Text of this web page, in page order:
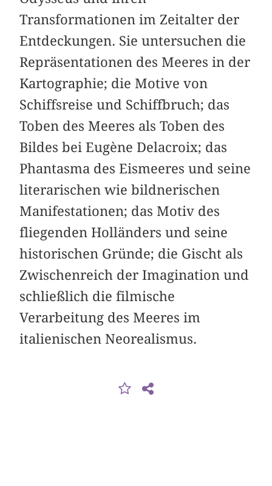
Transformationen im Zeitalter der
Entdeckungen. Sie untersuchen die
Repräsentationen des Meeres in der
Kartographie; die Motive von
Schiffsreise und Schiffbruch; das
Toben des Meeres als Toben des
Bildes bei Eugène Delacroix; das
Phantasma des Eismeeres und seine
literarischen wie bildnerischen
Manifestationen; das Motiv des
fliegenden Holländers und seine
historischen Gründe; die Gischt als
Zwischenreich der Imagination und
schließlich die filmische
Verarbeitung des Meeres im
italienischen Neorealismus.